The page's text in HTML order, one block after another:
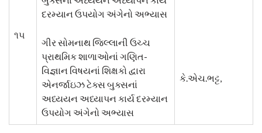
૧૫
દરમ્યાન ઉપયોગ અંગેનો અભ્યાસ
ગીર સોમનાથ જિલ્લાની ઉચ્ચ
પ્રાથમિક શાળાઓનાં ગણિત-
વિજ્ઞાન વિષયનાં શિક્ષકો દ્વારા
એનર્જાઇઝ ટેક્સ બુક્સનાં
અધ્યયન અધ્યાપન કાર્ય દરમ્યાન
ઉપયોગ અંગેનો અભ્યાસ
કે.એચ.ભટ્ટ,
INSPIRE AWARDS 24-25 SELECTED
MODEL STUDENT LIST